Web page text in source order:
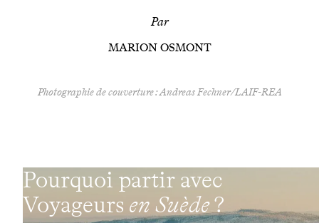
Par
MARION OSMONT
Photographie de couverture : Andreas Fechner/LAIF-REA
Pourquoi partir avec
Voyageurs en Suède?